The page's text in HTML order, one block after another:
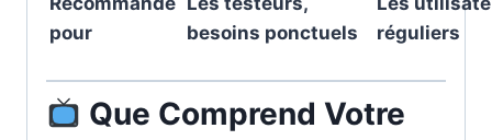
pour
besoins ponctuels
réguliers
Que Comprend Votre